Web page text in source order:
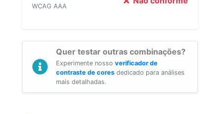
WCAG AAA
Quer testar outras combinações?
Experimente nosso verificador de
contraste de cores dedicado para análises
mais detalhadas.